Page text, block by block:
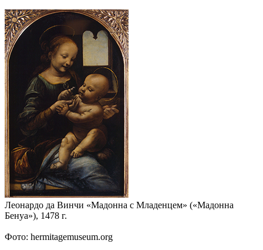
Леонардо да Винчи «Мадонна с Младенцем» («Мадонна
Бенуа»), 1478 г.
Фото: hermitagemuseum.org